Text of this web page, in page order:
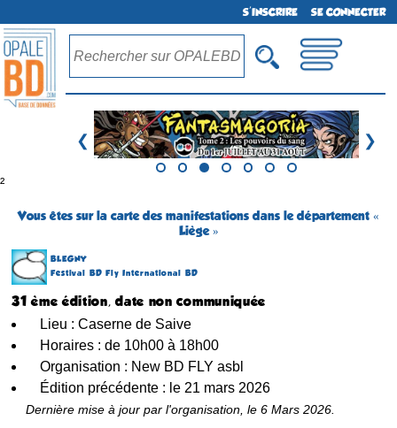
S'INSCRIRE SE CONNECTER
❮ ❯
²
Vous êtes sur la carte des manifestations dans le département «
Liège »
BLEGNY
Festival BD Fly International BD
31 ème édition, date non communiquée
Lieu : Caserne de Saive
Horaires : de 10h00 à 18h00
Organisation : New BD FLY asbl
Édition précédente : le 21 mars 2026
Dernière mise à jour par l'organisation, le 6 Mars 2026.